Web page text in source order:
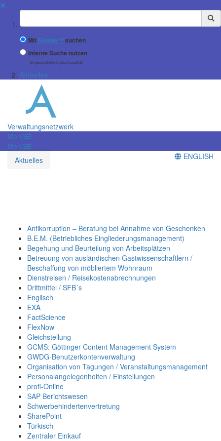
✖
Suchbegriff
Mit Google™ suchen
Interne Suche nutzen
(eingeschränkte Ergebnisqualität)
Aktuelles
Verwaltungsnetzwerk
Menü
Menü
Aktuelles
ENGLISH
Antikorruption – Beratung bei Annahme von Geschenken
B.E.M. (Betriebliches Eingliederungsmanagement)
Begehung und Beurteilung von Arbeitsplätzen
Betreuung von ausländischen Gastwissenschaftlern /
Beschaffung von möbliertem Wohnraum
Dienstreisen / Reisekostenabrechnungen
Drittmittel / SFB´s
Englisch
EXA
FactScience
FlexNow
Gleichstellung
GCMS: Göttinger Content Management System
GWDG-Benutzerkontenverwaltung
Organisation von Tagungen / Veranstaltungsmanagement
Personalangelegenheiten / Einstellungen
profi-Online
SAP Berichtswesen
Schwerbehindertenvertretung
SharePoint
Türkisch
Zentraler Einkauf